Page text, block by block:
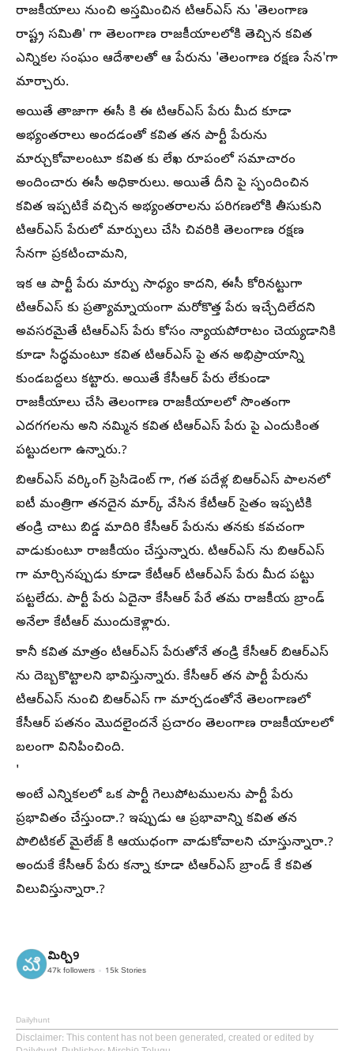
రాజకీయాలు నుంచి అస్తమించిన టిఆర్ఎస్ ను 'తెలంగాణ
రాష్ట్ర సమితి' గా తెలంగాణ రాజకీయాలలోకి తెచ్చిన కవిత
ఎన్నికల సంఘం ఆదేశాలతో ఆ పేరును 'తెలంగాణ రక్షణ సేన'గా
మార్చారు.
అయితే తాజాగా ఈసీ కి ఈ టిఆర్ఎస్ పేరు మీద కూడా
అభ్యంతరాలు అందడంతో కవిత తన పార్టీ పేరును
మార్చుకోవాలంటూ కవిత కు లేఖ రూపంలో సమాచారం
అందించారు ఈసీ అధికారులు. అయితే దీని పై స్పందించిన
కవిత ఇప్పటికే వచ్చిన అభ్యంతరాలను పరిగణలోకి తీసుకుని
టిఆర్ఎస్ పేరులో మార్పులు చేసి చివరికి తెలంగాణ రక్షణ
సేనగా ప్రకటించామని,
ఇక ఆ పార్టీ పేరు మార్పు సాధ్యం కాదని, ఈసీ కోరినట్టుగా
టిఆర్ఎస్ కు ప్రత్యామ్నాయంగా మరోకొత్త పేరు ఇచ్చేదిలేదని
అవసరమైతే టిఆర్ఎస్ పేరు కోసం న్యాయపోరాటం చెయ్యడానికి
కూడా సిద్ధమంటూ కవిత టిఆర్ఎస్ పై తన అభిప్రాయాన్ని
కుండబద్దలు కట్టారు. అయితే కేసీఆర్ పేరు లేకుండా
రాజకీయాలు చేసి తెలంగాణ రాజకీయాలలో సొంతంగా
ఎదగగలను అని నమ్మిన కవిత టిఆర్ఎస్ పేరు పై ఎందుకింత
పట్టుదలగా ఉన్నారు.?
బిఆర్ఎస్ వర్కింగ్ ప్రెసిడెంట్ గా, గత పదేళ్ల బిఆర్ఎస్ పాలనలో
ఐటీ మంత్రిగా తనదైన మార్క్ వేసిన కేటీఆర్ సైతం ఇప్పటికి
తండ్రి చాటు బిడ్డ మాదిరి కేసీఆర్ పేరును తనకు కవచంగా
వాడుకుంటూ రాజకీయం చేస్తున్నారు. టిఆర్ఎస్ ను బిఆర్ఎస్
గా మార్చినప్పుడు కూడా కేటీఆర్ టిఆర్ఎస్ పేరు మీద పట్టు
పట్టలేదు. పార్టీ పేరు ఏదైనా కేసీఆర్ పేరే తమ రాజకీయ బ్రాండ్
అనేలా కేటీఆర్ ముందుకెళ్లారు.
కానీ కవిత మాత్రం టిఆర్ఎస్ పేరుతోనే తండ్రి కేసీఆర్ బిఆర్ఎస్
ను దెబ్బకొట్టాలని భావిస్తున్నారు. కేసీఆర్ తన పార్టీ పేరును
టిఆర్ఎస్ నుంచి బిఆర్ఎస్ గా మార్చడంతోనే తెలంగాణలో
కేసీఆర్ పతనం మొదలైందనే ప్రచారం తెలంగాణ రాజకీయాలలో
బలంగా వినిపించింది.
'
అంటే ఎన్నికలలో ఒక పార్టీ గెలుపోటములను పార్టీ పేరు
ప్రభావితం చేస్తుందా.? ఇప్పుడు ఆ ప్రభావాన్ని కవిత తన
పొలిటికల్ మైలేజ్ కి ఆయుధంగా వాడుకోవాలని చూస్తున్నారా.?
అందుకే కేసీఆర్ పేరు కన్నా కూడా టిఆర్ఎస్ బ్రాండ్ కే కవిత
విలువిస్తున్నారా.?
మిర్చి9
47k followers 15k Stories
Dailyhunt
Disclaimer: This content has not been generated, created or edited by